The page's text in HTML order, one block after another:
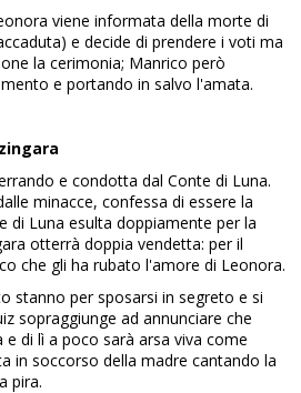
viene informata della morte di
e decide di prendere i voti ma
la cerimonia; Manrico però
e portando in salvo l'amata.
e condotta dal Conte di Luna.
minacce, confessa di essere la
di Luna esulta doppiamente per la
otterrà doppia vendetta: per il
che gli ha rubato l'amore di Leonora.
stanno per sposarsi in segreto e si
sopraggiunge ad annunciare che
di lì a poco sarà arsa viva come
in soccorso della madre cantando la
pira.